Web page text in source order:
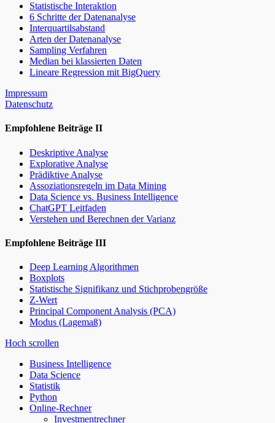
Statistische Interaktion
6 Schritte der Datenanalyse
Interquartilsabstand
Arten der Datenanalyse
Sampling Verfahren
Median bei klassierten Daten
Lineare Regression mit BigQuery
Impressum
Datenschutz
Empfohlene Beiträge II
Deskriptive Analyse
Explorative Analyse
Prädiktive Analyse
Assoziationsregeln im Data Mining
Data Science vs. Business Intelligence
ChatGPT Leitfaden
Verstehen und Berechnen der Varianz
Empfohlene Beiträge III
Deep Learning Algorithmen
Boxplots
Statistische Signifikanz und Stichprobengröße
Z-Wert
Principal Component Analysis (PCA)
Modus (Lagemaß)
Hoch scrollen
Business Intelligence
Data Science
Statistik
Python
Online-Rechner
Investmentrechner